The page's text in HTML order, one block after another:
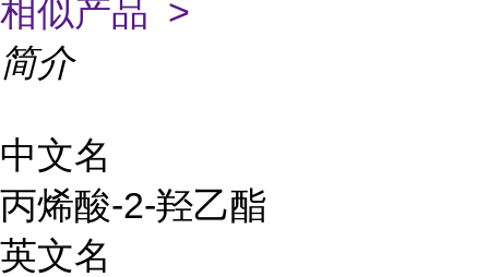
相似产品 >
简介
中文名
丙烯酸-2-羟乙酯
英文名